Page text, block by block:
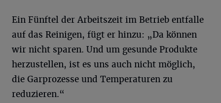
Ein Fünftel der Arbeitszeit im Betrieb entfalle
auf das Reinigen, fügt er hinzu: „Da können
wir nicht sparen. Und um gesunde Produkte
herzustellen, ist es uns auch nicht möglich,
die Garprozesse und Temperaturen zu
reduzieren.“